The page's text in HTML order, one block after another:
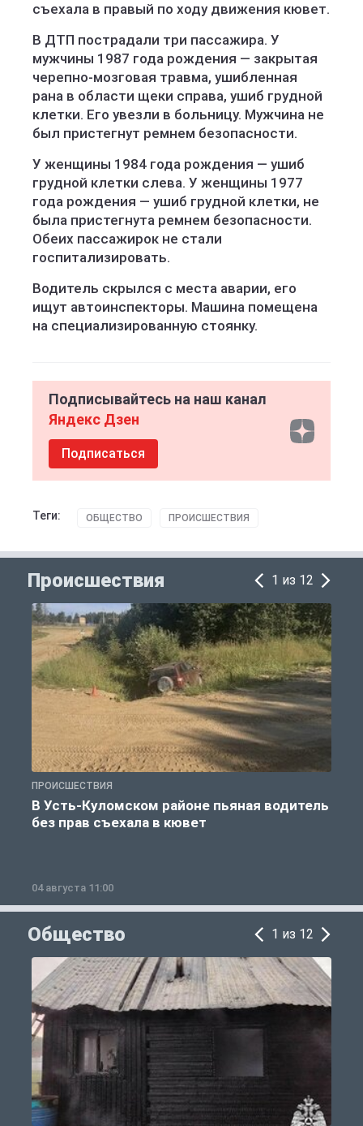
съехала в правый по ходу движения кювет.
В ДТП пострадали три пассажира. У
мужчины 1987 года рождения — закрытая
черепно-мозговая травма, ушибленная
рана в области щеки справа, ушиб грудной
клетки. Его увезли в больницу. Мужчина не
был пристегнут ремнем безопасности.
У женщины 1984 года рождения — ушиб
грудной клетки слева. У женщины 1977
года рождения — ушиб грудной клетки, не
была пристегнута ремнем безопасности.
Обеих пассажирок не стали
госпитализировать.
Водитель скрылся с места аварии, его
ищут автоинспекторы. Машина помещена
на специализированную стоянку.
Подписывайтесь на наш канал
Яндекс Дзен
Подписаться
Теги: ОБЩЕСТВО ПРОИСШЕСТВИЯ
Происшествия 1 из 12
ПРОИСШЕСТВИЯ
В Усть-Куломском районе пьяная водитель
без прав съехала в кювет
04 августа 11:00
Общество 1 из 12